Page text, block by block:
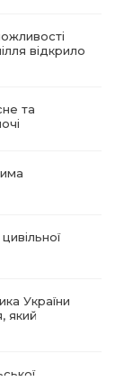
відкрило
та
України
який